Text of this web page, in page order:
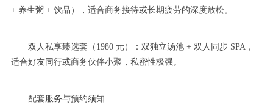
+ 养生粥 + 饮品），适合商务接待或长期疲劳的深度放松。
双人私享臻选套（1980 元）：双独立汤池 + 双人同步 SPA，
适合好友同行或商务伙伴小聚，私密性极强。
配套服务与预约须知